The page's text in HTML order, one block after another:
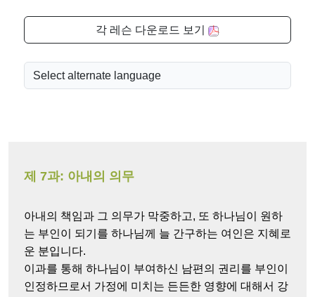
각 레슨 다운로드 보기
제 7과: 아내의 의무
아내의 책임과 그 의무가 막중하고, 또 하나님이 원하
는 부인이 되기를 하나님께 늘 간구하는 여인은 지혜로
운 분입니다.
이과를 통해 하나님이 부여하신 남편의 권리를 부인이
인정하므로서 가정에 미치는 든든한 영향에 대해서 강